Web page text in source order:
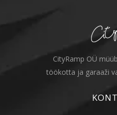
CityRamp OÜ
töökotta ja garaaži